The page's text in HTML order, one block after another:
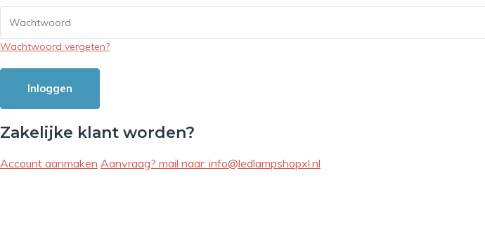
Wachtwoord vergeten?
Inloggen
Zakelijke klant worden?
Account aanmaken Aanvraag? mail naar: info@ledlampshopxl.nl